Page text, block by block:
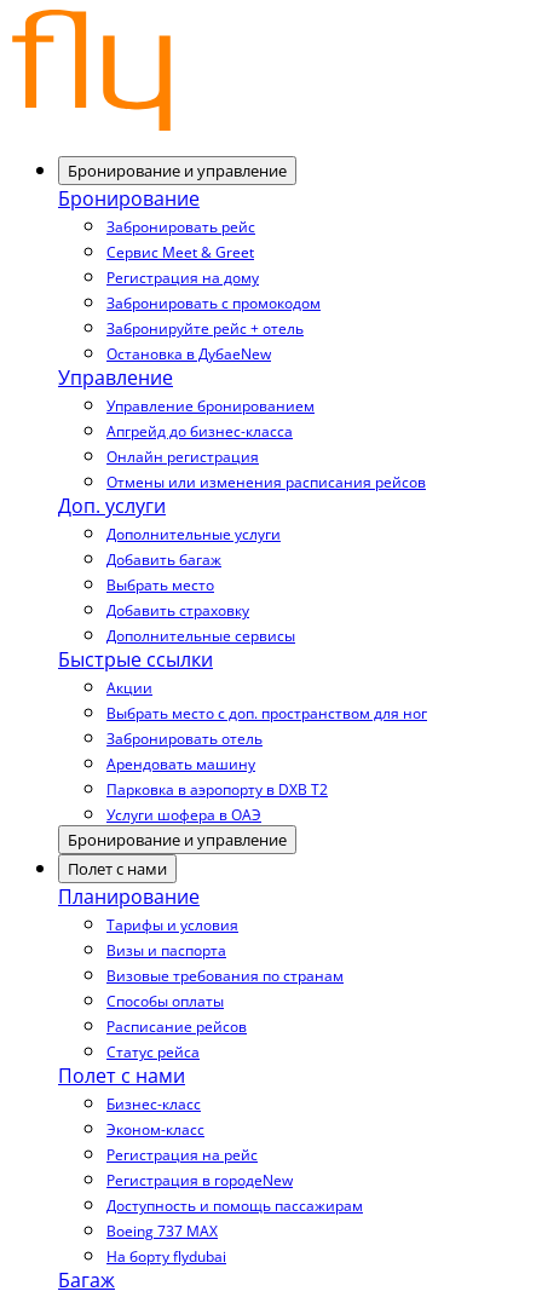
Бронирование и управление
Бронирование
Забронировать рейс
Сервис Meet & Greet
Регистрация на дому
Забронировать с промокодом
Забронируйте рейс + отель
Остановка в ДубаеNew
Управление
Управление бронированием
Апгрейд до бизнес-класса
Онлайн регистрация
Отмены или изменения расписания рейсов
Доп. услуги
Дополнительные услуги
Добавить багаж
Выбрать место
Добавить страховку
Дополнительные сервисы
Быстрые ссылки
Акции
Выбрать место с доп. пространством для ног
Забронировать отель
Арендовать машину
Парковка в аэропорту в DXB T2
Услуги шофера в ОАЭ
Бронирование и управление
Полет с нами
Планирование
Тарифы и условия
Визы и паспорта
Визовые требования по странам
Способы оплаты
Расписание рейсов
Статус рейса
Полет с нами
Бизнес-класс
Эконом-класс
Регистрация на рейс
Регистрация в городеNew
Доступность и помощь пассажирам
Boeing 737 MAX
На борту flydubai
Багаж